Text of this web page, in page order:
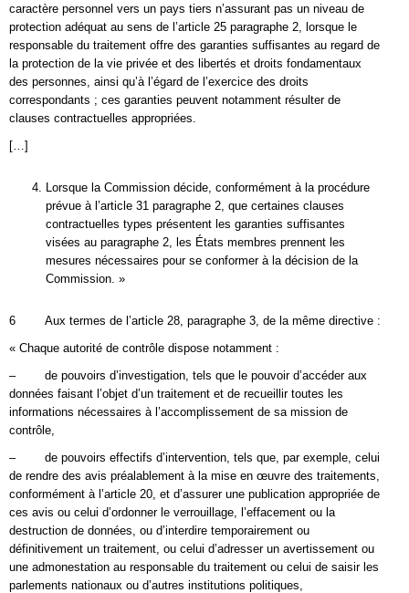
caractère personnel vers un pays tiers n’assurant pas un niveau de
protection adéquat au sens de l’article 25 paragraphe 2, lorsque le
responsable du traitement offre des garanties suffisantes au regard de
la protection de la vie privée et des libertés et droits fondamentaux
des personnes, ainsi qu’à l’égard de l’exercice des droits
correspondants ; ces garanties peuvent notamment résulter de
clauses contractuelles appropriées.
[…]
Lorsque la Commission décide, conformément à la procédure
prévue à l’article 31 paragraphe 2, que certaines clauses
contractuelles types présentent les garanties suffisantes
visées au paragraphe 2, les États membres prennent les
mesures nécessaires pour se conformer à la décision de la
Commission. »
6 Aux termes de l’article 28, paragraphe 3, de la même directive :
« Chaque autorité de contrôle dispose notamment :
– de pouvoirs d’investigation, tels que le pouvoir d’accéder aux
données faisant l’objet d’un traitement et de recueillir toutes les
informations nécessaires à l’accomplissement de sa mission de
contrôle,
– de pouvoirs effectifs d’intervention, tels que, par exemple, celui
de rendre des avis préalablement à la mise en œuvre des traitements,
conformément à l’article 20, et d’assurer une publication appropriée de
ces avis ou celui d’ordonner le verrouillage, l’effacement ou la
destruction de données, ou d’interdire temporairement ou
définitivement un traitement, ou celui d’adresser un avertissement ou
une admonestation au responsable du traitement ou celui de saisir les
parlements nationaux ou d’autres institutions politiques,